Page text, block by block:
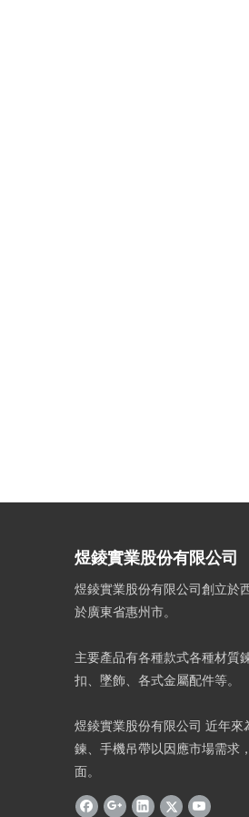
煜錂實業股份有限公司
煜錂實業股份有限公司創立於
於廣東省惠州市。
主要產品有各種款式各種材質
扣、墜飾、各式金屬配件等。
煜錂實業股份有限公司 近年
鍊、手機吊帶以因應市場需求
面。